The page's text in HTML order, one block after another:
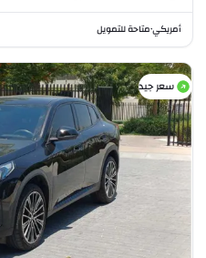
أمريكي•متاحة للتمويل
سعر جيد